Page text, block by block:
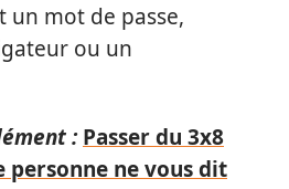
un mot de passe,
ou un
: Passer du 3x8
personne ne vous dit